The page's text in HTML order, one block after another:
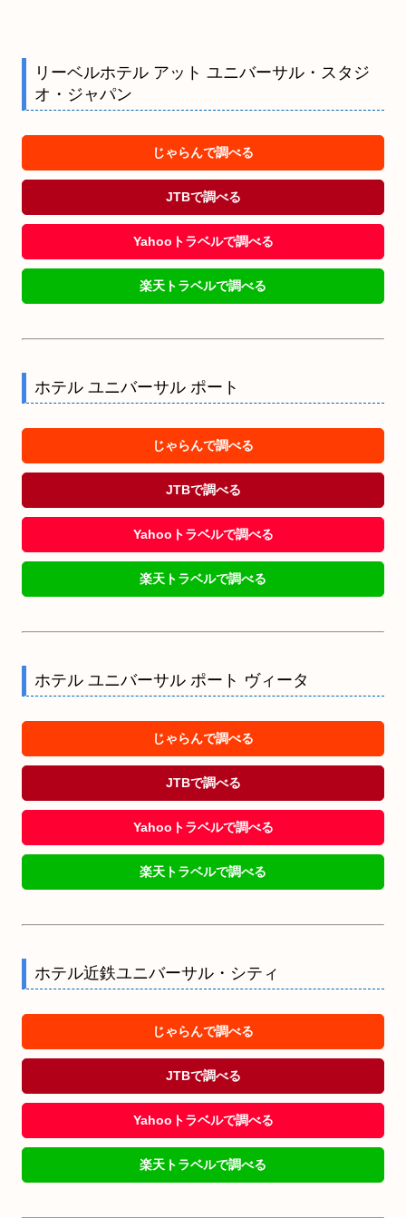
リーベルホテル アット ユニバーサル・スタジ
オ・ジャパン
じゃらんで調べる
JTBで調べる
Yahooトラベルで調べる
楽天トラベルで調べる
ホテル ユニバーサル ポート
じゃらんで調べる
JTBで調べる
Yahooトラベルで調べる
楽天トラベルで調べる
ホテル ユニバーサル ポート ヴィータ
じゃらんで調べる
JTBで調べる
Yahooトラベルで調べる
楽天トラベルで調べる
ホテル近鉄ユニバーサル・シティ
じゃらんで調べる
JTBで調べる
Yahooトラベルで調べる
楽天トラベルで調べる